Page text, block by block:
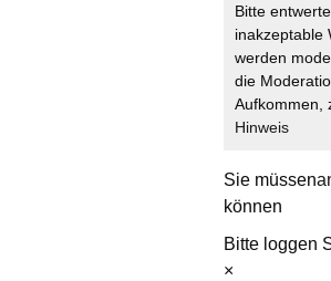
Bitte
inakzeptable
werden
die
Aufkommen,
Hinweis
Sie müssen
können
Bitte loggen
×